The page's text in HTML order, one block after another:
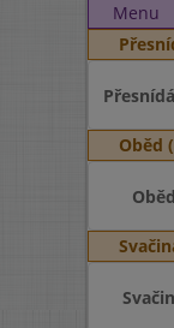
Menu
Oběd
Oběd